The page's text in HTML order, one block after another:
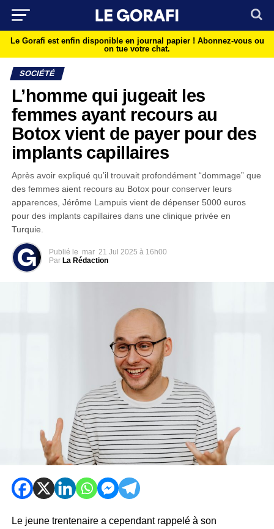
Le Gorafi est enfin disponible en journal papier ! Abonnez-vous ou
on tue votre chat.
SOCIÉTÉ
L’homme qui jugeait les
femmes ayant recours au
Botox vient de payer pour des
implants capillaires
Après avoir expliqué qu’il trouvait profondément “dommage” que
des femmes aient recours au Botox pour conserver leurs
apparences, Jérôme Lampuis vient de dépenser 5000 euros
pour des implants capillaires dans une clinique privée en
Turquie.
Publié le mar 21 Jul 2025 à 16h00
Par La Rédaction
Le jeune trentenaire a cependant rappelé à son